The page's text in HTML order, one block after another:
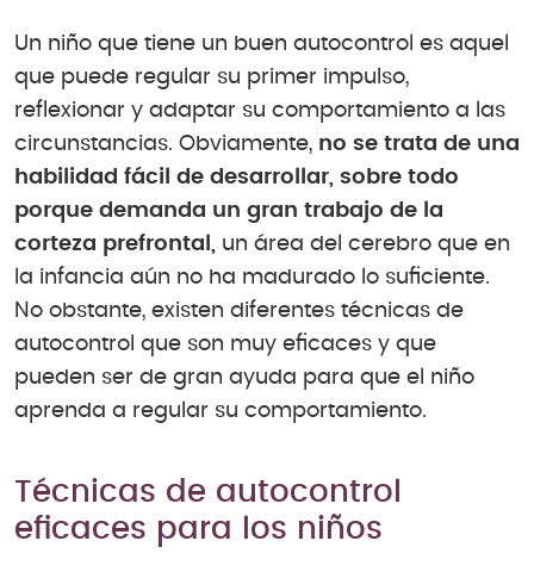
Un niño que tiene un buen autocontrol es aquel
que puede regular su primer impulso,
reflexionar y adaptar su comportamiento a las
circunstancias. Obviamente, no se trata de una
habilidad fácil de desarrollar, sobre todo
porque demanda un gran trabajo de la
corteza prefrontal, un área del cerebro que en
la infancia aún no ha madurado lo suficiente.
No obstante, existen diferentes técnicas de
autocontrol que son muy eficaces y que
pueden ser de gran ayuda para que el niño
aprenda a regular su comportamiento.
Técnicas de autocontrol
eficaces para los niños